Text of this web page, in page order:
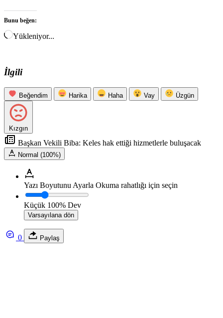
Bunu beğen:
Yükleniyor...
İlgili
Beğendim Harika Haha Vay Üzgün
Kızgın
Başkan Vekili Biba: Keles hak ettiği hizmetlerle buluşacak
Normal (100%)
Yazı Boyutunu Ayarla Okuma rahatlığı için seçin
Küçük 100% Dev
Varsayılana dön
0 Paylaş